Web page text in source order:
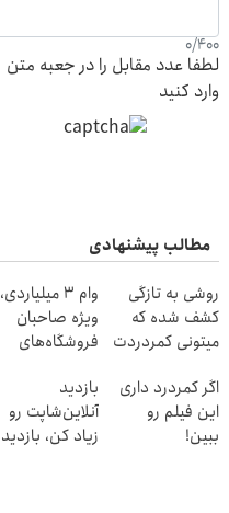
0/400
لطفا عدد مقابل را در جعبه متن
وارد کنید
مطالب پیشنهادی
روشی به تازگی
کشف شده که
میتونی کمردردت
درمان کنی!
وام ۳ میلیاردی،
ویژه صاحبان
فروشگاه‌های
اگر کمردرد داری
این فیلم رو
ببین!
بازدید
آنلاین‌شاپت رو
زیاد کن، بازدید